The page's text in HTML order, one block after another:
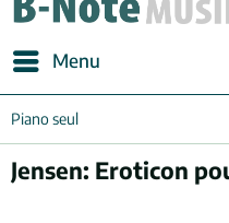
Menu
Piano seul
Jensen: Eroticon